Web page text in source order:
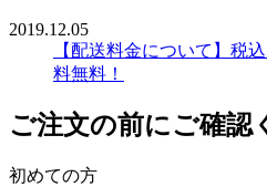
2019.12.05
【配送料金について】税
料無料！
ご注文の前にご確認
初めての方